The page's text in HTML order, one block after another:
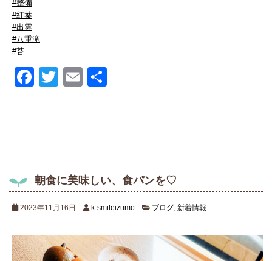
#整備
#紅葉
#出雲
#八重滝
#苔
Facebook
TwitterEmail
朝食に美味しい、食パンを♡
2023年11月16日 k-smileizumo ブログ 新着情報